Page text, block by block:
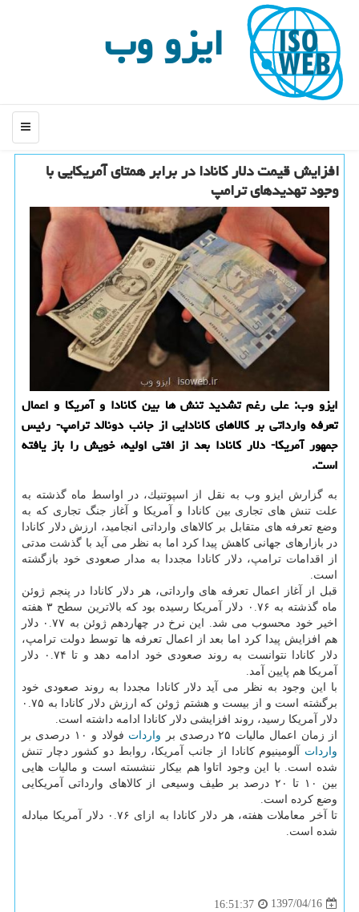
ایزو وب
منو
افزایش قیمت دلار كانادا در برابر همتای آمریكایی با
وجود تهدیدهای ترامپ
ایزو وب: علی رغم تشدید تنش ها بین كانادا و آمریكا و اعمال
تعرفه وارداتی بر كالاهای كانادایی از جانب دونالد ترامپ- رئیس
جمهور آمریكا- دلار كانادا بعد از افتی اولیه، خویش را باز یافته
است.
به گزارش ایزو وب به نقل از اسپوتنیك، در اواسط ماه گذشته به
علت تنش های تجاری بین كانادا و آمریكا و آغاز جنگ تجاری كه به
وضع تعرفه های متقابل بر كالاهای وارداتی انجامید، ارزش دلار كانادا
در بازارهای جهانی كاهش پیدا كرد اما به نظر می آید با گذشت مدتی
از اقدامات ترامپ، دلار كانادا مجددا به مدار صعودی خود بازگشته
است.
قبل از آغاز اعمال تعرفه های وارداتی، هر دلار كانادا در پنجم ژوئن
ماه گذشته به ۰.۷۶ دلار آمریكا رسیده بود كه بالاترین سطح ۳ هفته
اخیر خود محسوب می شد. این نرخ در چهاردهم ژوئن به ۰.۷۷ دلار
هم افزایش پیدا كرد اما بعد از اعمال تعرفه ها توسط دولت ترامپ،
دلار كانادا نتوانست به روند صعودی خود ادامه دهد و تا ۰.۷۴ دلار
آمریكا هم پایین آمد.
با این وجود به نظر می آید دلار كانادا مجددا به روند صعودی خود
برگشته است و از بیست و هشتم ژوئن كه ارزش دلار كانادا به ۰.۷۵
دلار آمریكا رسید، روند افزایشی دلار كانادا ادامه داشته است.
از زمان اعمال مالیات ۲۵ درصدی بر
واردات فولاد و ۱۰ درصدی بر
واردات آلومینیوم كانادا از جانب آمریكا، روابط دو كشور دچار تنش
شده است. با این وجود اتاوا هم بیكار ننشسته است و مالیات هایی
بین ۱۰ تا ۲۰ درصد بر طیف وسیعی از كالاهای وارداتی آمریكایی
وضع كرده است.
تا آخر معاملات هفته، هر دلار كانادا به ازای ۰.۷۶ دلار آمریكا مبادله
شده است.
1397/04/16
16:51:37